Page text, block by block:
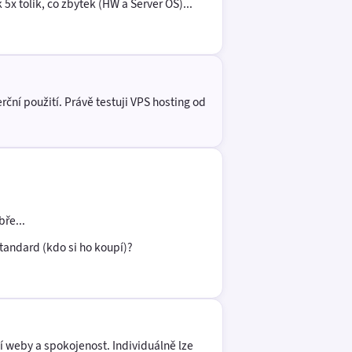
použití. Právě testuji VPS hosting od
(kdo si ho koupí)?
a spokojenost. Individuálně lze